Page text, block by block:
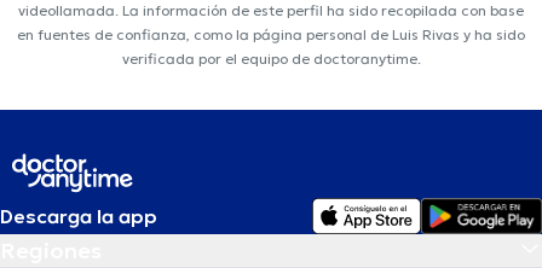
videollamada. La información de este perfil ha sido recopilada con base
en fuentes de confianza, como la página personal de Luis Rivas y ha sido
verificada por el equipo de doctoranytime.
Descarga la app